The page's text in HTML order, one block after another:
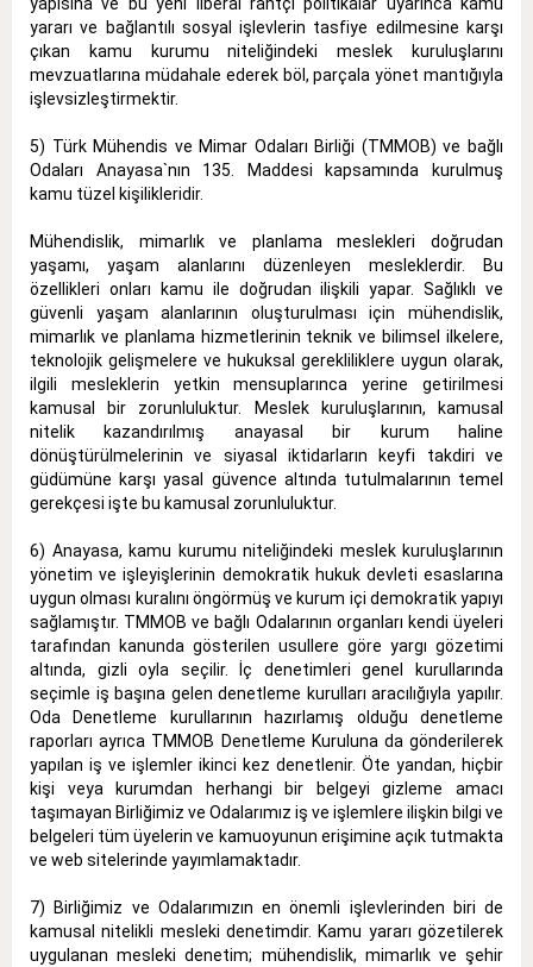
yapısına ve bu yeni liberal rantçı politikalar uyarınca kamu
yararı ve bağlantılı sosyal işlevlerin tasfiye edilmesine karşı
çıkan kamu kurumu niteliğindeki meslek kuruluşlarını
mevzuatlarına müdahale ederek böl, parçala yönet mantığıyla
işlevsizleştirmektir.
5) Türk Mühendis ve Mimar Odaları Birliği (TMMOB) ve bağlı
Odaları Anayasa`nın 135. Maddesi kapsamında kurulmuş
kamu tüzel kişilikleridir.
Mühendislik, mimarlık ve planlama meslekleri doğrudan
yaşamı, yaşam alanlarını düzenleyen mesleklerdir. Bu
özellikleri onları kamu ile doğrudan ilişkili yapar. Sağlıklı ve
güvenli yaşam alanlarının oluşturulması için mühendislik,
mimarlık ve planlama hizmetlerinin teknik ve bilimsel ilkelere,
teknolojik gelişmelere ve hukuksal gerekliliklere uygun olarak,
ilgili mesleklerin yetkin mensuplarınca yerine getirilmesi
kamusal bir zorunluluktur. Meslek kuruluşlarının, kamusal
nitelik kazandırılmış anayasal bir kurum haline
dönüştürülmelerinin ve siyasal iktidarların keyfi takdiri ve
güdümüne karşı yasal güvence altında tutulmalarının temel
gerekçesi işte bu kamusal zorunluluktur.
6) Anayasa, kamu kurumu niteliğindeki meslek kuruluşlarının
yönetim ve işleyişlerinin demokratik hukuk devleti esaslarına
uygun olması kuralını öngörmüş ve kurum içi demokratik yapıyı
sağlamıştır. TMMOB ve bağlı Odalarının organları kendi üyeleri
tarafından kanunda gösterilen usullere göre yargı gözetimi
altında, gizli oyla seçilir. İç denetimleri genel kurullarında
seçimle iş başına gelen denetleme kurulları aracılığıyla yapılır.
Oda Denetleme kurullarının hazırlamış olduğu denetleme
raporları ayrıca TMMOB Denetleme Kuruluna da gönderilerek
yapılan iş ve işlemler ikinci kez denetlenir. Öte yandan, hiçbir
kişi veya kurumdan herhangi bir belgeyi gizleme amacı
taşımayan Birliğimiz ve Odalarımız iş ve işlemlere ilişkin bilgi ve
belgeleri tüm üyelerin ve kamuoyunun erişimine açık tutmakta
ve web sitelerinde yayımlamaktadır.
7) Birliğimiz ve Odalarımızın en önemli işlevlerinden biri de
kamusal nitelikli mesleki denetimdir. Kamu yararı gözetilerek
uygulanan mesleki denetim; mühendislik, mimarlık ve şehir